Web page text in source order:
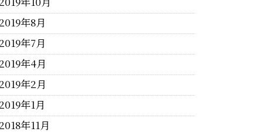
年8月
年7月
年4月
年2月
年1月
年11月